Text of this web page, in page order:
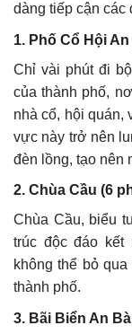
dàng tiếp cận các
1. Phố Cổ Hội An
Chỉ vài phút đi
của thành phố,
nhà cổ, hội quán,
vực này trở nên
đèn lồng, tạo nên
2. Chùa Cầu (6
Chùa Cầu, biểu
trúc độc đáo
không thể bỏ
thành phố.
3. Bãi Biển An